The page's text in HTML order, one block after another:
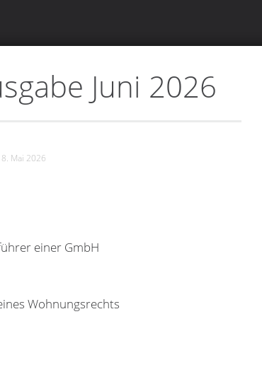
Juni 2026
Mai 2026
einer GmbH
Wohnungsrechts